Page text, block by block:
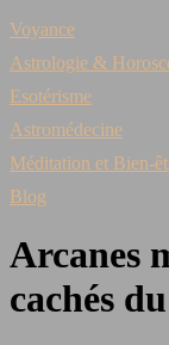
Voyance
Astrologie &
Esotérisme
Astromédecine
Méditation et Bien-
Blog
Arcanes
cachés